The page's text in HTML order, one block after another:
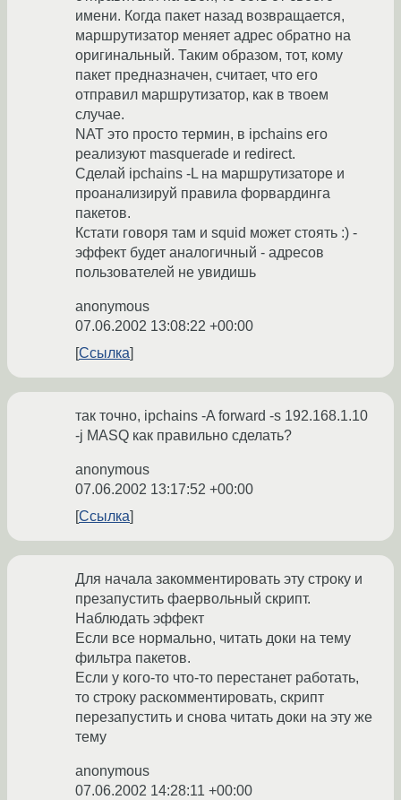
имени. Когда пакет назад возвращается,
маршрутизатор меняет адрес обратно на
оригинальный. Таким образом, тот, кому
пакет предназначен, считает, что его
отправил маршрутизатор, как в твоем
случае.
NAT это просто термин, в ipchains его
реализуют masquerade и redirect.
Сделай ipchains -L на маршрутизаторе и
проанализируй правила форвардинга
пакетов.
Кстати говоря там и squid может стоять :) -
эффект будет аналогичный - адресов
пользователей не увидишь
anonymous
07.06.2002 13:08:22 +00:00
Ссылка
так точно, ipchains -A forward -s 192.168.1.10
-j MASQ как правильно сделать?
anonymous
07.06.2002 13:17:52 +00:00
Ссылка
Для начала закомментировать эту строку и
презапустить фаервольный скрипт.
Наблюдать эффект
Если все нормально, читать доки на тему
фильтра пакетов.
Если у кого-то что-то перестанет работать,
то строку раскомментировать, скрипт
перезапустить и снова читать доки на эту же
тему
anonymous
07.06.2002 14:28:11 +00:00